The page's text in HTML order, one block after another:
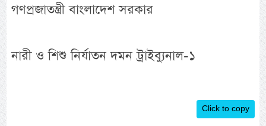
গণপ্রজাতন্ত্রী বাংলাদেশ সরকার
নারী ও শিশু নির্যাতন দমন ট্রাইব্যুনাল-১
Click to copy